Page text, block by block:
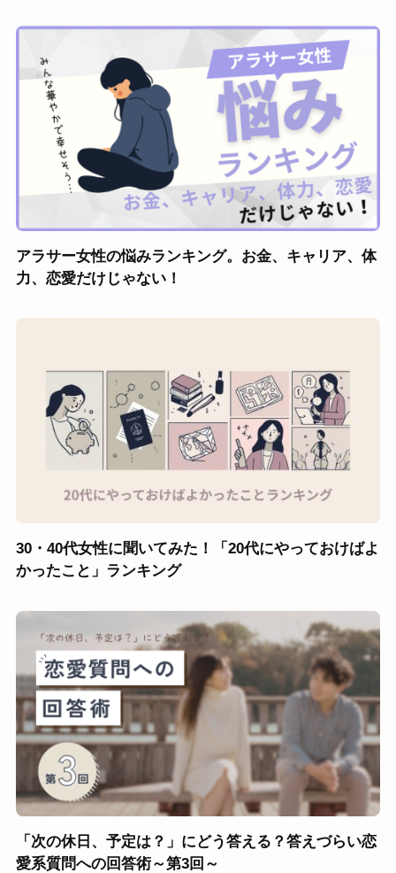
アラサー女性の悩みランキング。お金、キャリア、体
力、恋愛だけじゃない！
30・40代女性に聞いてみた！「20代にやっておけばよ
かったこと」ランキング
「次の休日、予定は？」にどう答える？答えづらい恋
愛系質問への回答術～第3回～